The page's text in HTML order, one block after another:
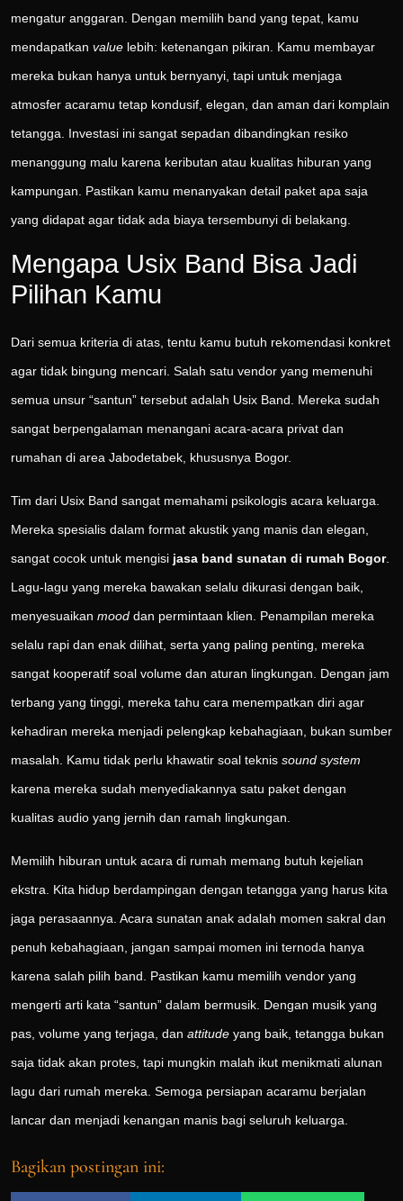
mengatur anggaran. Dengan memilih band yang tepat, kamu
mendapatkan value lebih: ketenangan pikiran. Kamu membayar
mereka bukan hanya untuk bernyanyi, tapi untuk menjaga
atmosfer acaramu tetap kondusif, elegan, dan aman dari komplain
tetangga. Investasi ini sangat sepadan dibandingkan resiko
menanggung malu karena keributan atau kualitas hiburan yang
kampungan. Pastikan kamu menanyakan detail paket apa saja
yang didapat agar tidak ada biaya tersembunyi di belakang.
Mengapa Usix Band Bisa Jadi
Pilihan Kamu
Dari semua kriteria di atas, tentu kamu butuh rekomendasi konkret
agar tidak bingung mencari. Salah satu vendor yang memenuhi
semua unsur “santun” tersebut adalah Usix Band. Mereka sudah
sangat berpengalaman menangani acara-acara privat dan
rumahan di area Jabodetabek, khususnya Bogor.
Tim dari Usix Band sangat memahami psikologis acara keluarga.
Mereka spesialis dalam format akustik yang manis dan elegan,
sangat cocok untuk mengisi jasa band sunatan di rumah Bogor.
Lagu-lagu yang mereka bawakan selalu dikurasi dengan baik,
menyesuaikan mood dan permintaan klien. Penampilan mereka
selalu rapi dan enak dilihat, serta yang paling penting, mereka
sangat kooperatif soal volume dan aturan lingkungan. Dengan jam
terbang yang tinggi, mereka tahu cara menempatkan diri agar
kehadiran mereka menjadi pelengkap kebahagiaan, bukan sumber
masalah. Kamu tidak perlu khawatir soal teknis sound system
karena mereka sudah menyediakannya satu paket dengan
kualitas audio yang jernih dan ramah lingkungan.
Memilih hiburan untuk acara di rumah memang butuh kejelian
ekstra. Kita hidup berdampingan dengan tetangga yang harus kita
jaga perasaannya. Acara sunatan anak adalah momen sakral dan
penuh kebahagiaan, jangan sampai momen ini ternoda hanya
karena salah pilih band. Pastikan kamu memilih vendor yang
mengerti arti kata “santun” dalam bermusik. Dengan musik yang
pas, volume yang terjaga, dan attitude yang baik, tetangga bukan
saja tidak akan protes, tapi mungkin malah ikut menikmati alunan
lagu dari rumah mereka. Semoga persiapan acaramu berjalan
lancar dan menjadi kenangan manis bagi seluruh keluarga.
Bagikan postingan ini: